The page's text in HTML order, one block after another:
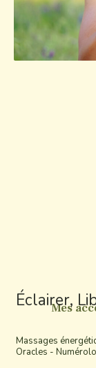
Mes
Éclairer,
Massages
Oracles -